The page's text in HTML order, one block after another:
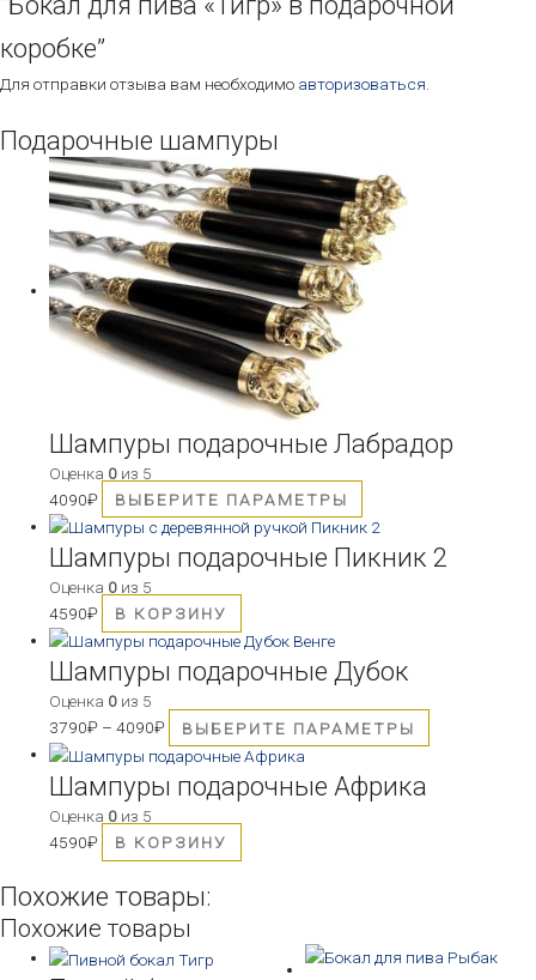
коробке”
Для отправки отзыва вам необходимо авторизоваться
Подарочные шампуры
Шампуры подарочные Лабрадор
Оценка 0 из 5
4090₽ ВЫБЕРИТЕ ПАРАМЕТРЫ
товар
имеет
несколько
Опции
товара.
Шампуры подарочные Пикник 2
Оценка 0 из 5
4590₽ В КОРЗИНУ
Шампуры подарочные Дубок
Оценка 0 из 5
3790₽ –4090₽ ВЫБЕРИТЕ ПАРАМЕТРЫ
вариаций.
Шампуры подарочные Африка
Оценка 0 из 5
4590₽ В КОРЗИНУ
Похожие товары:
Похожие товары